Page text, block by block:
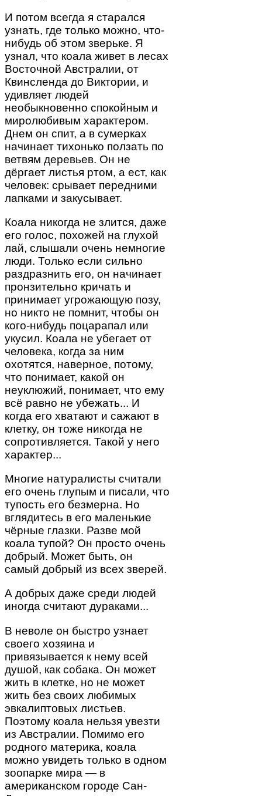
И потом всегда я старался
узнать, где только можно, что-
нибудь об этом зверьке. Я
узнал, что коала живет в лесах
Восточной Австралии, от
Квинсленда до Виктории, и
удивляет людей
необыкновенно спокойным и
миролюбивым характером.
Днем он спит, а в сумерках
начинает тихонько ползать по
ветвям деревьев. Он не
дёргает листья ртом, а ест, как
человек: срывает передними
лапками и закусывает.
Коала никогда не злится, даже
его голос, похожей на глухой
лай, слышали очень немногие
люди. Только если сильно
раздразнить его, он начинает
пронзительно кричать и
принимает угрожающую позу,
но никто не помнит, чтобы он
кого-нибудь поцарапал или
укусил. Коала не убегает от
человека, когда за ним
охотятся, наверное, потому,
что понимает, какой он
неуклюжий, понимает, что ему
всё равно не убежать... И
когда его хватают и сажают в
клетку, он тоже никогда не
сопротивляется. Такой у него
характер...
Многие натуралисты считали
его очень глупым и писали, что
тупость его безмерна. Но
вглядитесь в его маленькие
чёрные глазки. Разве мой
коала тупой? Он просто очень
добрый. Может быть, он
самый добрый из всех зверей.
А добрых даже среди людей
иногда считают дураками...
В неволе он быстро узнает
своего хозяина и
привязывается к нему всей
душой, как собака. Он может
жить в клетке, но не может
жить без своих любимых
эвкалиптовых листьев.
Поэтому коала нельзя увезти
из Австралии. Помимо его
родного материка, коала
можно увидеть только в одном
зоопарке мира — в
американском городе Сан-